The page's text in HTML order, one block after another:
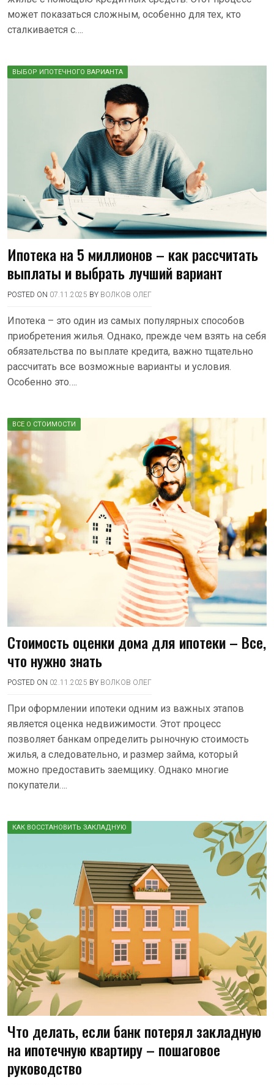
может показаться сложным, особенно для тех, кто
сталкивается с….
ВЫБОР ИПОТЕЧНОГО ВАРИАНТА
Ипотека на 5 миллионов – как рассчитать
выплаты и выбрать лучший вариант
POSTED ON 07.11.2025 BY ВОЛКОВ ОЛЕГ
Ипотека – это один из самых популярных способов
приобретения жилья. Однако, прежде чем взять на себя
обязательства по выплате кредита, важно тщательно
рассчитать все возможные варианты и условия.
Особенно это….
ВСЕ О СТОИМОСТИ
Стоимость оценки дома для ипотеки – Все,
что нужно знать
POSTED ON 02.11.2025 BY ВОЛКОВ ОЛЕГ
При оформлении ипотеки одним из важных этапов
является оценка недвижимости. Этот процесс
позволяет банкам определить рыночную стоимость
жилья, а следовательно, и размер займа, который
можно предоставить заемщику. Однако многие
покупатели….
КАК ВОССТАНОВИТЬ ЗАКЛАДНУЮ
Что делать, если банк потерял закладную
на ипотечную квартиру – пошаговое
руководство